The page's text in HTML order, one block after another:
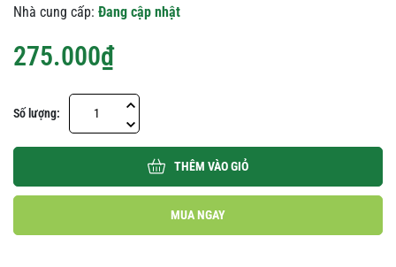
Nhà cung cấp: Đang cập nhật
275.000₫
Số lượng:
THÊM VÀO GIỎ
MUA NGAY